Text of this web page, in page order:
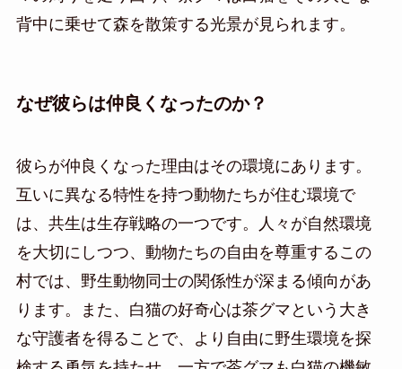
背中に乗せて森を散策する光景が見られます。
なぜ彼らは仲良くなったのか？
彼らが仲良くなった理由はその環境にあります。
互いに異なる特性を持つ動物たちが住む環境で
は、共生は生存戦略の一つです。人々が自然環境
を大切にしつつ、動物たちの自由を尊重するこの
村では、野生動物同士の関係性が深まる傾向があ
ります。また、白猫の好奇心は茶グマという大き
な守護者を得ることで、より自由に野生環境を探